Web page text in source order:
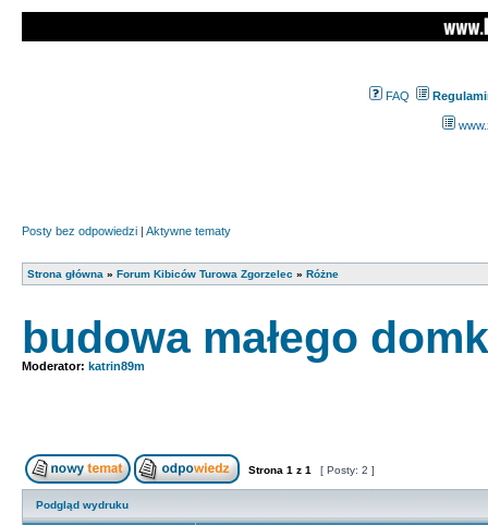
FAQ
Posty bez odpowiedzi | Aktywne tematy
Strona główna » Forum Kibiców Turowa Zgorzelec » Różne
budowa małego
Moderator: katrin89m
Strona 1 z 1 [ Posty: 2 ]
Podgląd wydruku